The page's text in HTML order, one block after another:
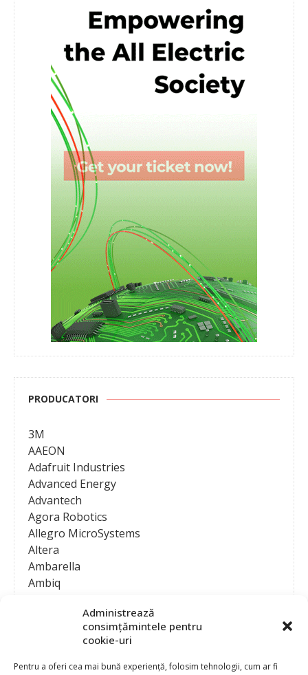
Administrează
consimțămintele pentru
cookie-uri
Pentru a oferi cea mai bună experiență, folosim tehnologii, cum ar fi
PRODUCATORI
3M
AAEON
Adafruit Industries
Advanced Energy
Advantech
Agora Robotics
Allegro MicroSystems
Altera
Ambarella
Ambiq
Analog Devices
Anritsu Corporation
Ansys